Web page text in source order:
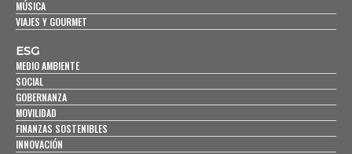
MÚSICA
VIAJES Y GOURMET
ESG
MEDIO AMBIENTE
SOCIAL
GOBERNANZA
MOVILIDAD
FINANZAS SOSTENIBLES
INNOVACIÓN